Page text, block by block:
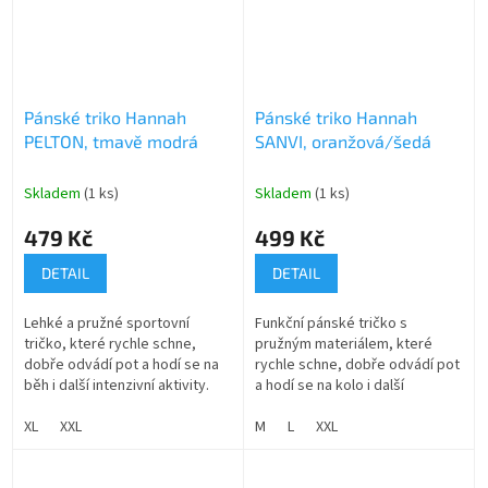
Pánské triko Hannah
PELTON, tmavě modrá
Skladem (1 ks)
479 Kč
DETAIL
Lehké a pružné sportovní
tričko, které rychle schne,
dobře odvádí pot a hodí se na
běh i další intenzivní aktivity.
XL
XXL
Pánské triko Hannah
SANVI, oranžová/šedá
Skladem (1 ks)
499 Kč
DETAIL
Funkční pánské tričko s
pružným materiálem, které
rychle schne, dobře odvádí pot
a hodí se na kolo i další
M
L XXL